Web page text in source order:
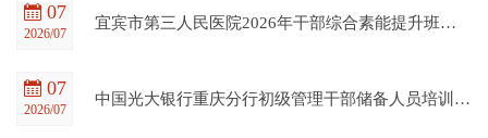
07
2026/07
宜宾市第三人民医院2026年干部综合素能提升班在四川大学全国干部教育培训基地顺利开班
07
2026/07
中国光大银行重庆分行初级管理干部储备人员培训班在四川大学全国干部教育培训基地顺利开班